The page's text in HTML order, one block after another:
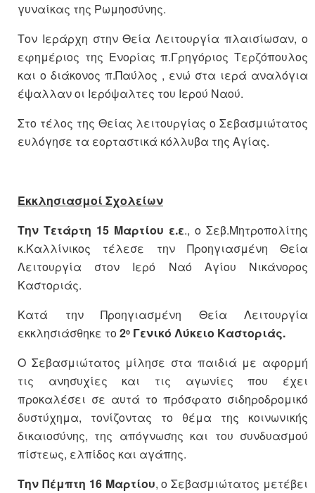
γυναίκας της Ρωμηοσύνης.
Τον Ιεράρχη στην Θεία Λειτουργία πλαισίωσαν, ο
εφημέριος της Ενορίας π.Γρηγόριος Τερζόπουλος
και ο διάκονος π.Παύλος , ενώ στα ιερά αναλόγια
έψαλλαν οι Ιερόψαλτες του Ιερού Ναού.
Στο τέλος της Θείας λειτουργίας ο Σεβασμιώτατος
ευλόγησε τα εορταστικά κόλλυβα της Αγίας.
Εκκλησιασμοί Σχολείων
Την Τετάρτη 15 Μαρτίου ε.ε., ο Σεβ.Μητροπολίτης
κ.Καλλίνικος τέλεσε την Προηγιασμένη Θεία
Λειτουργία στον Ιερό Ναό Αγίου Νικάνορος
Καστοριάς.
Κατά την Προηγιασμένη Θεία Λειτουργία
εκκλησιάσθηκε το2ο Γενικό Λύκειο Καστοριάς.
Ο Σεβασμιώτατος μίλησε στα παιδιά με αφορμή
τις ανησυχίες και τις αγωνίες που έχει
προκαλέσει σε αυτά το πρόσφατο σιδηροδρομικό
δυστύχημα, τονίζοντας το θέμα της κοινωνικής
δικαιοσύνης, της απόγνωσης και του συνδυασμού
πίστεως, ελπίδος και αγάπης.
Την Πέμπτη 16 Μαρτίου, ο Σεβασμιώτατος μετέβει